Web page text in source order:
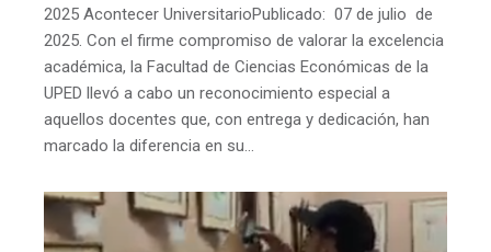
2025 Acontecer UniversitarioPublicado: 07 de julio de
2025. Con el firme compromiso de valorar la excelencia
académica, la Facultad de Ciencias Económicas de la
UPED llevó a cabo un reconocimiento especial a
aquellos docentes que, con entrega y dedicación, han
marcado la diferencia en su…